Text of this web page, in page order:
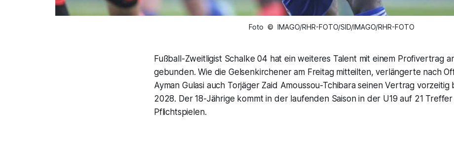
Foto © IMAGO/RHR-FOTO/SID/IMAGO/RHR-FOTO
Fußball-Zweitligist Schalke 04 hat ein weiteres Talent mit einem Profivertrag
gebunden. Wie die Gelsenkirchener am Freitag mitteilten, verlängerte nach
Ayman Gulasi auch Torjäger Zaid Amoussou-Tchibara seinen Vertrag vorzeitig
2028. Der 18-Jährige kommt in der laufenden Saison in der U19 auf 21 Treffer
Pflichtspielen.